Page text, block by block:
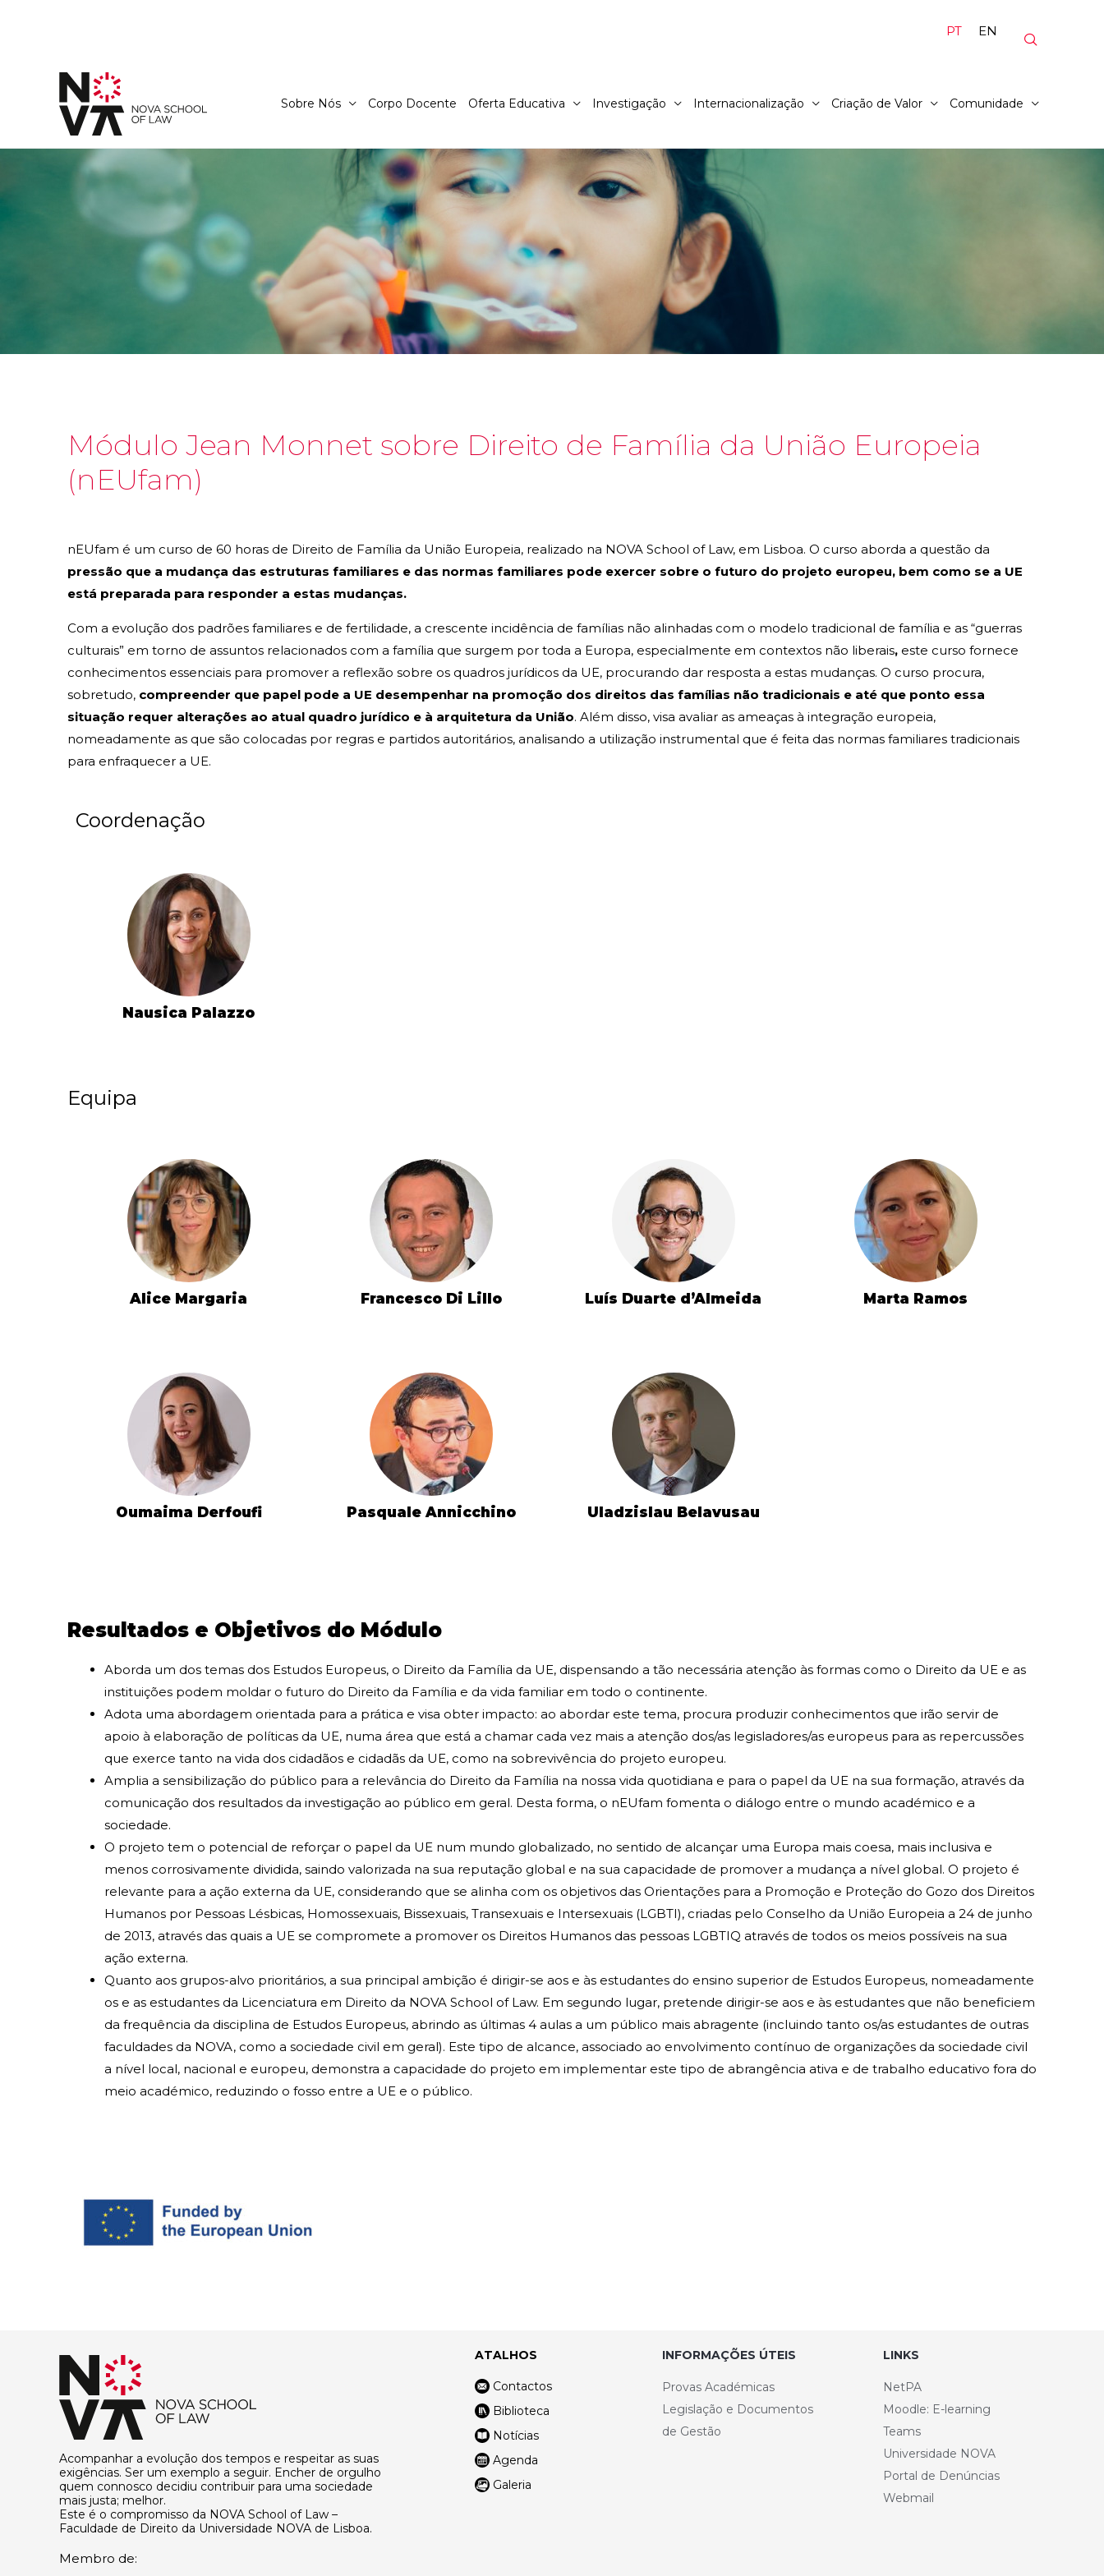
PT EN
Sobre Nós Corpo Docente Oferta Educativa Investigação Internacionalização Criação de Valor Comunidade
Módulo Jean Monnet sobre Direito de Família da União Europeia
(nEUfam)
nEUfam é um curso de 60 horas de Direito de Família da União Europeia, realizado na NOVA School of Law, em Lisboa. O curso aborda a questão da
pressão que a mudança das estruturas familiares e das normas familiares pode exercer sobre o futuro do projeto europeu, bem como se a UE
está preparada para responder a estas mudanças.
Com a evolução dos padrões familiares e de fertilidade, a crescente incidência de famílias não alinhadas com o modelo tradicional de família e as “guerras
culturais” em torno de assuntos relacionados com a família que surgem por toda a Europa, especialmente em contextos não liberais, este curso fornece
conhecimentos essenciais para promover a reflexão sobre os quadros jurídicos da UE, procurando dar resposta a estas mudanças. O curso procura,
sobretudo, compreender que papel pode a UE desempenhar na promoção dos direitos das famílias não tradicionais e até que ponto essa
situação requer alterações ao atual quadro jurídico e à arquitetura da União. Além disso, visa avaliar as ameaças à integração europeia,
nomeadamente as que são colocadas por regras e partidos autoritários, analisando a utilização instrumental que é feita das normas familiares tradicionais
para enfraquecer a UE.
Coordenação
Nausica Palazzo
Equipa
Alice Margaria Francesco Di Lillo Luís Duarte d’Almeida Marta Ramos
Oumaima Derfoufi Pasquale Annicchino Uladzislau Belavusau
Resultados e Objetivos do Módulo
Aborda um dos temas dos Estudos Europeus, o Direito da Família da UE, dispensando a tão necessária atenção às formas como o Direito da UE e as
instituições podem moldar o futuro do Direito da Família e da vida familiar em todo o continente.
Adota uma abordagem orientada para a prática e visa obter impacto: ao abordar este tema, procura produzir conhecimentos que irão servir de
apoio à elaboração de políticas da UE, numa área que está a chamar cada vez mais a atenção dos/as legisladores/as europeus para as repercussões
que exerce tanto na vida dos cidadãos e cidadãs da UE, como na sobrevivência do projeto europeu.
Amplia a sensibilização do público para a relevância do Direito da Família na nossa vida quotidiana e para o papel da UE na sua formação, através da
comunicação dos resultados da investigação ao público em geral. Desta forma, o nEUfam fomenta o diálogo entre o mundo académico e a
sociedade.
O projeto tem o potencial de reforçar o papel da UE num mundo globalizado, no sentido de alcançar uma Europa mais coesa, mais inclusiva e
menos corrosivamente dividida, saindo valorizada na sua reputação global e na sua capacidade de promover a mudança a nível global. O projeto é
relevante para a ação externa da UE, considerando que se alinha com os objetivos das Orientações para a Promoção e Proteção do Gozo dos Direitos
Humanos por Pessoas Lésbicas, Homossexuais, Bissexuais, Transexuais e Intersexuais (LGBTI), criadas pelo Conselho da União Europeia a 24 de junho
de 2013, através das quais a UE se compromete a promover os Direitos Humanos das pessoas LGBTIQ através de todos os meios possíveis na sua
ação externa.
Quanto aos grupos-alvo prioritários, a sua principal ambição é dirigir-se aos e às estudantes do ensino superior de Estudos Europeus, nomeadamente
os e as estudantes da Licenciatura em Direito da NOVA School of Law. Em segundo lugar, pretende dirigir-se aos e às estudantes que não beneficiem
da frequência da disciplina de Estudos Europeus, abrindo as últimas 4 aulas a um público mais abragente (incluindo tanto os/as estudantes de outras
faculdades da NOVA, como a sociedade civil em geral). Este tipo de alcance, associado ao envolvimento contínuo de organizações da sociedade civil
a nível local, nacional e europeu, demonstra a capacidade do projeto em implementar este tipo de abrangência ativa e de trabalho educativo fora do
meio académico, reduzindo o fosso entre a UE e o público.
Acompanhar a evolução dos tempos e respeitar as suas
exigências. Ser um exemplo a seguir. Encher de orgulho
quem connosco decidiu contribuir para uma sociedade
mais justa; melhor.
Este é o compromisso da NOVA School of Law –
Faculdade de Direito da Universidade NOVA de Lisboa.
Membro de:
ATALHOS
Contactos
Biblioteca
Notícias
Agenda
Galeria
INFORMAÇÕES ÚTEIS
Provas Académicas
Legislação e Documentos
de Gestão
LINKS
NetPA
Moodle: E-learning
Teams
Universidade NOVA
Portal de Denúncias
Webmail